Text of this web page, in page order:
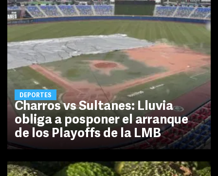
DEPORTES
Charros vs Sultanes: Lluvia
obliga a posponer el arranque
de los Playoffs de la LMB